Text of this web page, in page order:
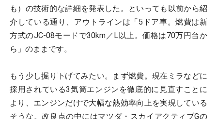
も）の技術的な詳細を発表した。といっても以前から紹
介している通り、アウトラインは「5ドア車。燃費は新
方式のJC-08モードで30km／L以上。価格は70万円台か
ら」のままです。
もう少し掘り下げてみたい。まず燃費。現在ミラなどに
採用されている3気筒エンジンを徹底的に見直すことに
より、エンジンだけで大幅な熱効率向上を実現している
そうな。改良点の中にはマツダ・スカイアクティブGの